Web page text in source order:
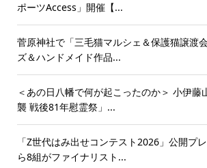
ポーツAccess」開催【...
菅原神社で「三毛猫マルシェ＆保護猫譲渡
ズ＆ハンドメイド作品...
＜あの日八幡で何が起こったのか＞ 小伊藤
襲 戦後81年慰霊祭」...
「Z世代はみ出せコンテスト2026」公開
ら8組がファイナリスト...